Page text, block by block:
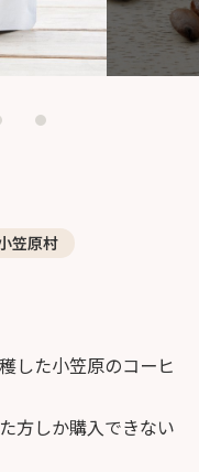
笠原村
した小笠原のコーヒ
方しか購入できない